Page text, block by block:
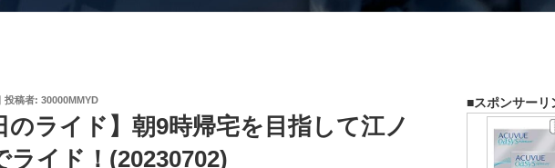
投稿者: 30000MMYD
のライド】朝9時帰宅を目指して江ノ
ライド！(20230702)
■スポンサーリ